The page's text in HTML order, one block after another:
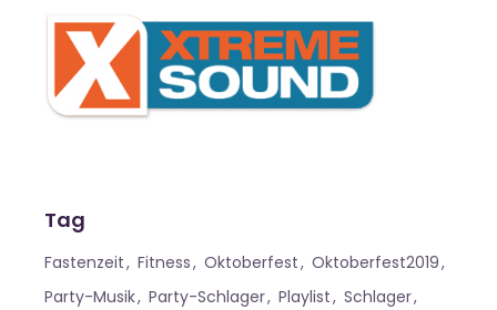
Tag
Fastenzeit Fitness Oktoberfest
Oktoberfest2019
Party-Musik
Party-Schlager Playlist
Schlager